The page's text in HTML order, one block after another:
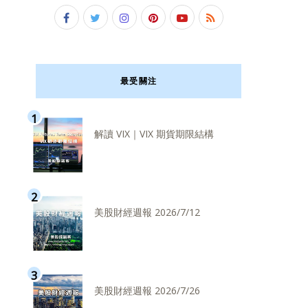
最受關注
解讀 VIX｜VIX 期貨期限結構
美股財經週報 2026/7/12
美股財經週報 2026/7/26